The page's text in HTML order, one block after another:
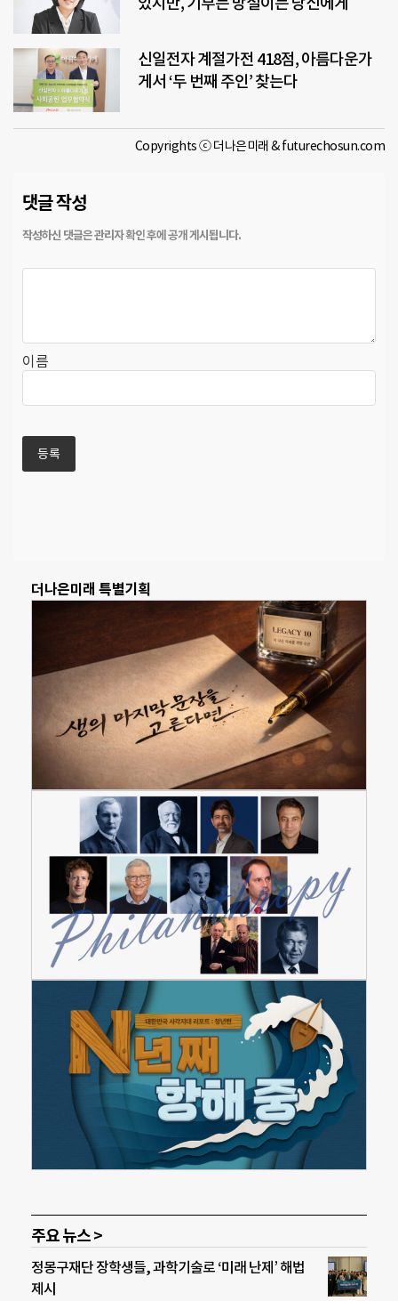
신일전자 계절가전 418점, 아름다운가
게서 ‘두 번째 주인’ 찾는다
Copyrights ⓒ 더나은미래 & futurechosun.com
댓글 작성
이름
더나은미래 특별기획
주요 뉴스 >
정몽구재단 장학생들, 과학기술로 ‘미래 난제’ 해법
제시